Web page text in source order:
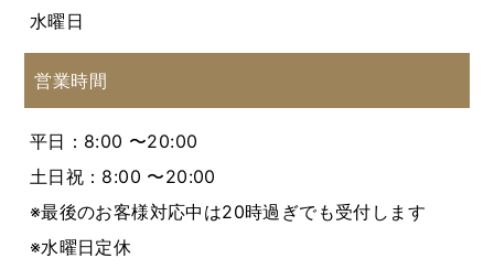
水曜日
営業時間
平日：8:00 〜20:00
土日祝：8:00 〜20:00
※最後のお客様対応中は20時過ぎでも受付します
※水曜日定休